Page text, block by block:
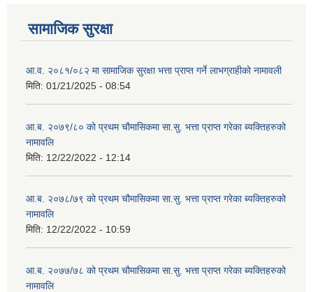
सामाजिक सुरक्षा
आ.व. २०८१/०८२ मा सामाजिक सुरक्षा भत्ता प्राप्त गर्ने लाभग्राहीको नामावली
मिति: 01/21/2025 - 08:54
आ.ब. २०७९/८० को प्रथम चौमासिकमा सा.सु. भत्ता प्राप्त गरेका ब्यक्तिहरुको
नामावलि
मिति: 12/22/2022 - 12:14
आ.ब. २०७८/७९ को प्रथम चौमासिकमा सा.सु. भत्ता प्राप्त गरेका ब्यक्तिहरुको
नामावलि
मिति: 12/22/2022 - 10:59
आ.ब. २०७७/७८ को प्रथम चौमासिकमा सा.सु. भत्ता प्राप्त गरेका ब्यक्तिहरुको
नामावलि